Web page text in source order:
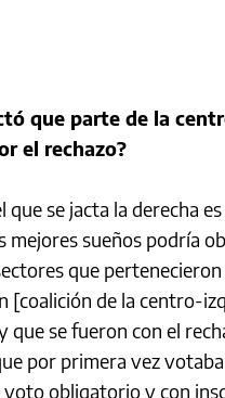
que parte de la
el rechazo?
que se jacta la derecha
mejores sueños podría
que pertenecieron
[coalición de la centro-
que se fueron con el
por primera vez
voto obligatorio y con